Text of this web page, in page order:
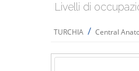
Livelli di
TURCHIA / Central